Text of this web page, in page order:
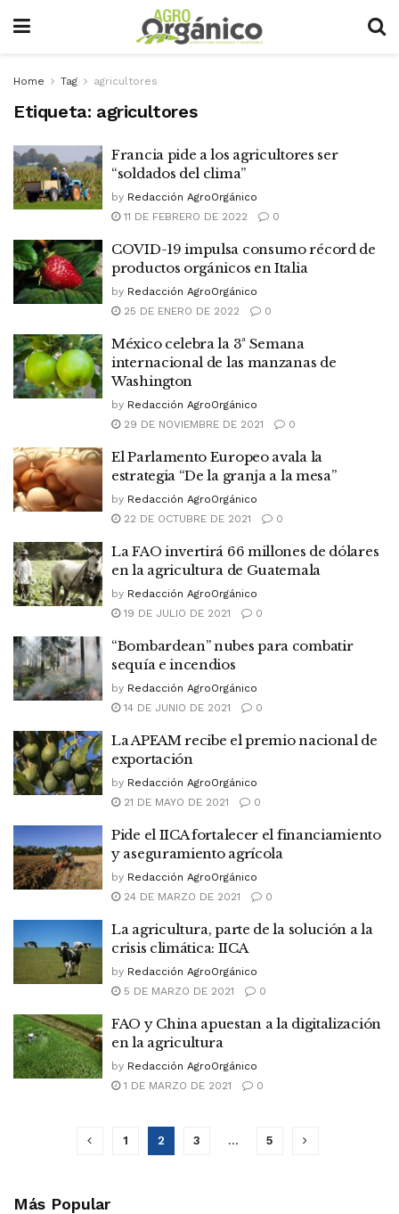
Home Tag agricultores
Etiqueta: agricultores
Francia pide a los agricultores ser
“soldados del clima”
by Redacción AgroOrgánico
11 DE FEBRERO DE 2022
0
COVID-19 impulsa consumo récord de
productos orgánicos en Italia
by Redacción AgroOrgánico
25 DE ENERO DE 2022
0
México celebra la 3ª Semana
internacional de las manzanas de
Washington
by Redacción AgroOrgánico
29 DE NOVIEMBRE DE 2021
0
El Parlamento Europeo avala la
estrategia “De la granja a la mesa”
by Redacción AgroOrgánico
22 DE OCTUBRE DE 2021
0
La FAO invertirá 66 millones de dólares
en la agricultura de Guatemala
by Redacción AgroOrgánico
19 DE JULIO DE 2021
0
“Bombardean” nubes para combatir
sequía e incendios
by Redacción AgroOrgánico
14 DE JUNIO DE 2021
0
La APEAM recibe el premio nacional de
exportación
by Redacción AgroOrgánico
21 DE MAYO DE 2021
0
Pide el IICA fortalecer el financiamiento
y aseguramiento agrícola
by Redacción AgroOrgánico
24 DE MARZO DE 2021
0
La agricultura, parte de la solución a la
crisis climática: IICA
by Redacción AgroOrgánico
5 DE MARZO DE 2021
0
FAO y China apuestan a la digitalización
en la agricultura
by Redacción AgroOrgánico
1 DE MARZO DE 2021
0
1 2 3 … 5
Más Popular